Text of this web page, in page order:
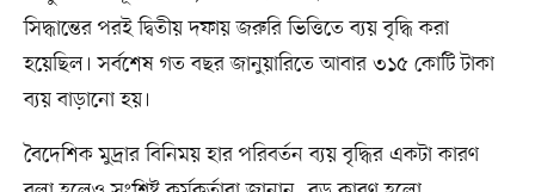
সিদ্ধান্তের পরই দ্বিতীয় দফায় জরুরি ভিত্তিতে ব্যয় বৃদ্ধি করা
হয়েছিল। সর্বশেষ গত বছর জানুয়ারিতে আবার ৩১৫ কোটি টাকা
ব্যয় বাড়ানো হয়।
বৈদেশিক মুদ্রার বিনিময় হার পরিবর্তন ব্যয় বৃদ্ধির একটা কারণ